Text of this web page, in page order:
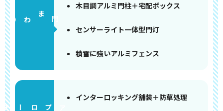
門まわり
木目調アルミ門柱＋宅配ボックス
センサーライト一体型門灯
積雪に強いアルミフェンス
アプローチ
インターロッキング舗装＋防草処理